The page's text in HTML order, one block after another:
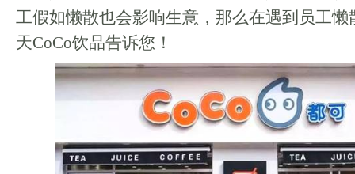
工假如懒散也会影响生意，那么在遇到员工懒
天CoCo饮品告诉您！